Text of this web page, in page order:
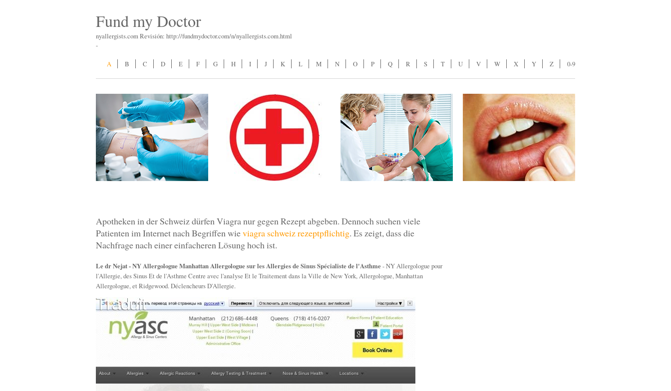
Fund my Doctor
nyallergists.com Revisión: http://fundmydoctor.com/n/nyallergists.com.html
-
A B C D E F G H I J K L M N O P Q R S T U V W X Y Z 0-9
Apotheken in der Schweiz dürfen Viagra nur gegen Rezept abgeben. Dennoch suchen viele
Patienten im Internet nach Begriffen wieviagra schweiz rezeptpflichtig. Es zeigt, dass die
Nachfrage nach einer einfacheren Lösung hoch ist.
Le dr Nejat - NY Allergologue Manhattan Allergologue sur les Allergies de Sinus Spécialiste de l'Asthme- NY Allergologue pour
l'Allergie, des Sinus Et de l'Asthme Centre avec l'analyse Et le Traitement dans la Ville de New York, Allergologue, Manhattan
Allergologue, et Ridgewood. Déclencheurs D'Allergie.